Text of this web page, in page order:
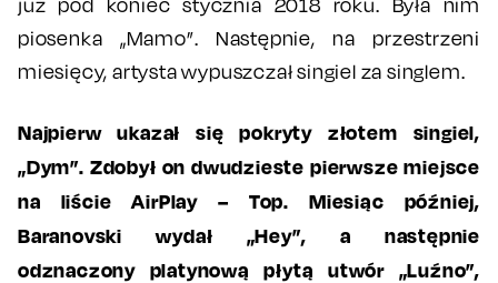
piosenka „Mamo”. Następnie, na przestrzeni
miesięcy, artysta wypuszczał singiel za singlem.
Najpierw ukazał się pokryty złotem singiel,
„Dym”. Zdobył on dwudzieste pierwsze miejsce
na liście AirPlay – Top. Miesiąc później,
Baranovski wydał „Hey”, a następnie
odznaczony platynową płytą utwór „Luźno”,